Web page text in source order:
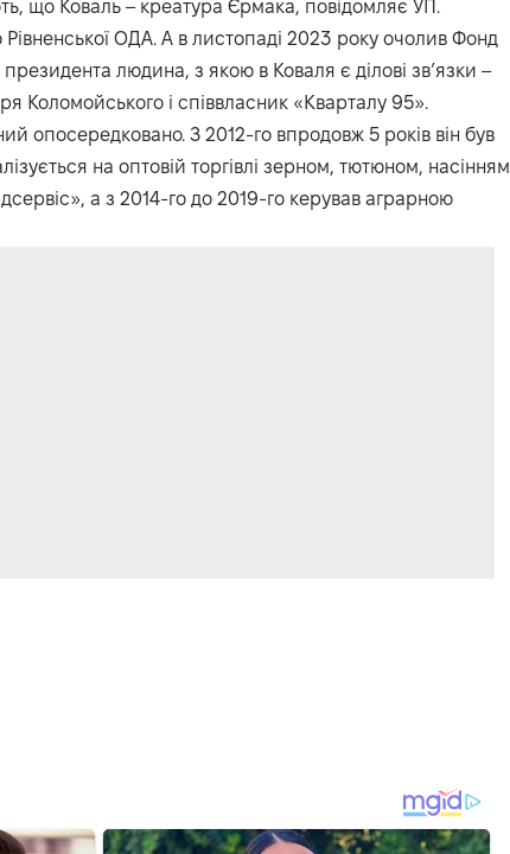
що Коваль – креатура Єрмака, повідомляє УП .
ОДА. А в листопаді 2023 року очолив Фонд
людина, з якою в Коваля є ділові зв’язки –
Коломойського і співвласник «Кварталу 95».
опосередковано. З 2012-го впродовж 5 років він був
на оптовій торгівлі зерном, тютюном, насінням
а з 2014-го до 2019-го керував аграрною